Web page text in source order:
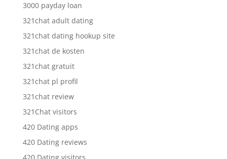
3000 payday loan
321chat adult dating
321chat dating hookup site
321chat de kosten
321chat gratuit
321chat pl profil
321chat review
321Chat visitors
420 Dating apps
420 Dating reviews
420 Dating visitors